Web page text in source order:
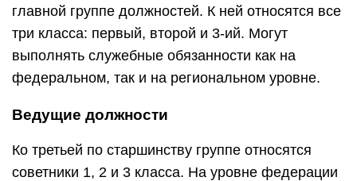
главной группе должностей. К ней относятся все
три класса: первый, второй и 3-ий. Могут
выполнять служебные обязанности как на
федеральном, так и на региональном уровне.
Ведущие должности
Ко третьей по старшинству группе относятся
советники 1, 2 и 3 класса. На уровне федерации